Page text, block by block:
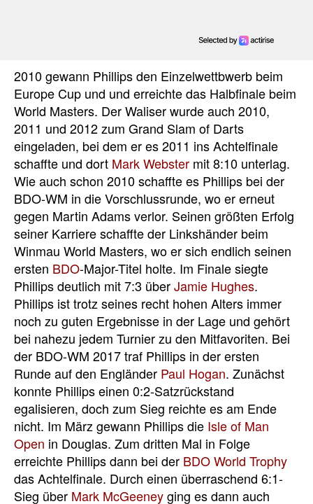
2010 gewann Phillips den Einzelwettbwerb beim
Europe Cup und und erreichte das Halbfinale beim
World Masters. Der Waliser wurde auch 2010,
2011 und 2012 zum Grand Slam of Darts
eingeladen, bei dem er es 2011 ins Achtelfinale
schaffte und dort Mark Webster mit 8:10 unterlag.
Wie auch schon 2010 schaffte es Phillips bei der
BDO-WM in die Vorschlussrunde, wo er erneut
gegen Martin Adams verlor. Seinen größten Erfolg
seiner Karriere schaffte der Linkshänder beim
Winmau World Masters, wo er sich endlich seinen
ersten BDO-Major-Titel holte. Im Finale siegte
Phillips deutlich mit 7:3 überJamie Hughes.
Phillips ist trotz seines recht hohen Alters immer
noch zu guten Ergebnisse in der Lage und gehört
bei nahezu jedem Turnier zu den Mitfavoriten. Bei
der BDO-WM 2017 traf Phillips in der ersten
Runde auf den Engländer Paul Hogan. Zunächst
konnte Phillips einen 0:2-Satzrückstand
egalisieren, doch zum Sieg reichte es am Ende
nicht. Im März gewann Phillips die Isle of Man
Open in Douglas. Zum dritten Mal in Folge
erreichte Phillips dann bei der BDO World Trophy
das Achtelfinale. Durch einen überraschend 6:1-
Sieg über Mark McGeeneyging es dann auch